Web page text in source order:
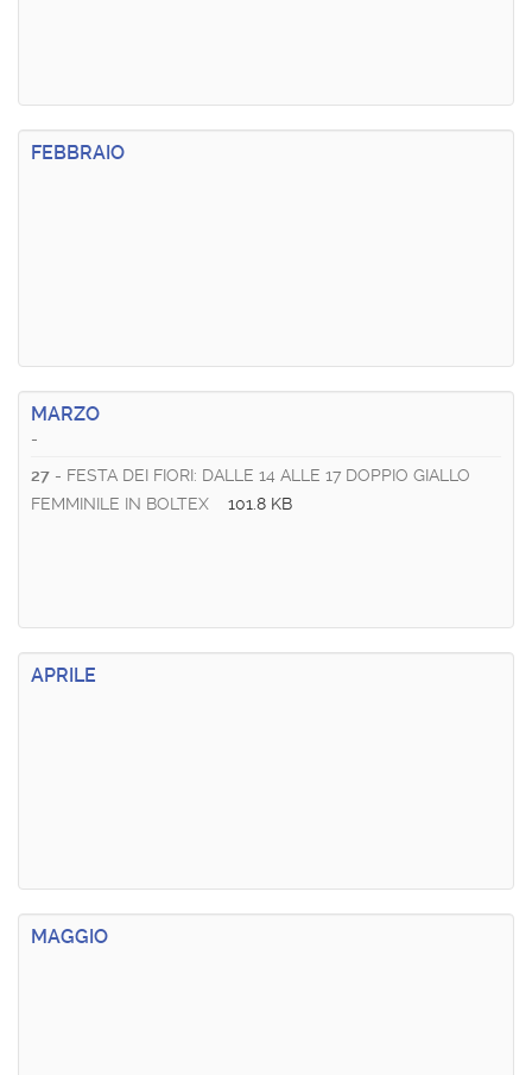
FEBBRAIO
MARZO
-
27 - FESTA DEI FIORI: DALLE 14 ALLE 17 DOPPIO GIALLO
FEMMINILE IN BOLTEX
101.8 KB
APRILE
MAGGIO